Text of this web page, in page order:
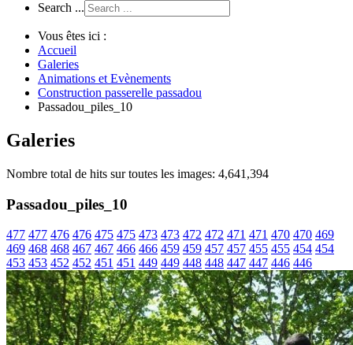
Search ...
Vous êtes ici :
Accueil
Galeries
Animations et Evènements
Construction passerelle passadou
Passadou_piles_10
Galeries
Nombre total de hits sur toutes les images: 4,641,394
Passadou_piles_10
477 477 476 476 475 475 473 473 472 472 471 471 470 470 469
469 468 468 467 467 466 466 459 459 457 457 455 455 454 454
453 453 452 452 451 451 449 449 448 448 447 447 446 446